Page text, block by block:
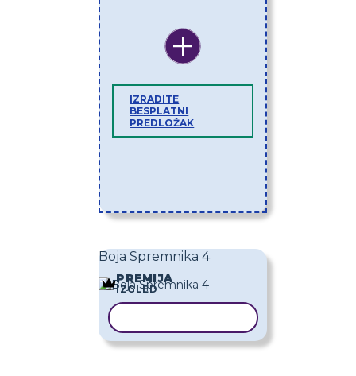
IZRADITE
BESPLATNI
PREDLOŽAK
Boja Spremnika 4
PREMIJA
IZGLED